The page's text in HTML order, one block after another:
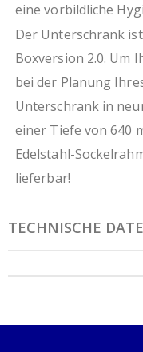
eine vorbildliche
Der Unterschrank
Boxversion 2.0. Um
bei der Planung
Unterschrank in
einer Tiefe von 640
Edelstahl-
lieferbar!
TECHNISCHE